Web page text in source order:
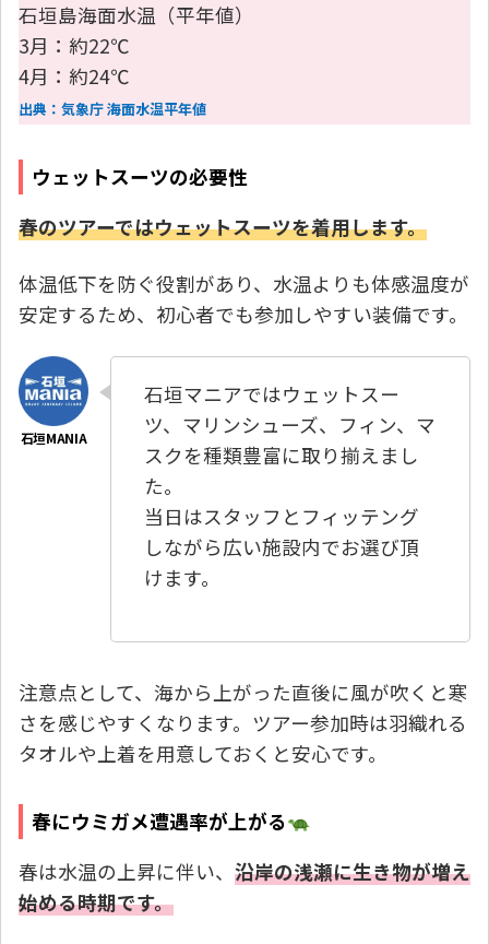
石垣島海面水温（平年値）
3月：約22℃
4月：約24℃
出典：気象庁 海面水温平年値
ウェットスーツの必要性
春のツアーではウェットスーツを着用します。
体温低下を防ぐ役割があり、水温よりも体感温度が
安定するため、初心者でも参加しやすい装備です。
石垣マニアではウェットスー
ツ、マリンシューズ、フィン、マ
スクを種類豊富に取り揃えまし
た。
当日はスタッフとフィッテング
しながら広い施設内でお選び頂
けます。
注意点として、海から上がった直後に風が吹くと寒
さを感じやすくなります。ツアー参加時は羽織れる
タオルや上着を用意しておくと安心です。
春にウミガメ遭遇率が上がる
春は水温の上昇に伴い、 沿岸の浅瀬に生き物が増え
始める時期です。